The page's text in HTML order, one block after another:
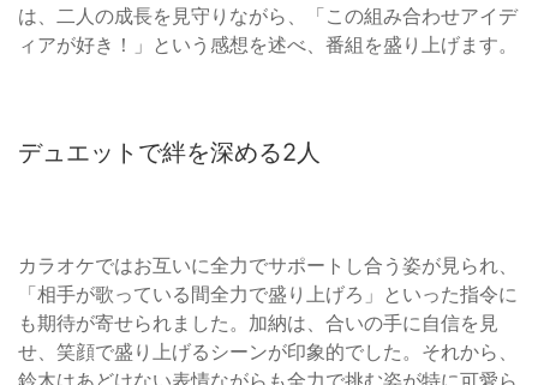
は、二人の成長を見守りながら、「この組み合わせアイデ
ィアが好き！」という感想を述べ、番組を盛り上げます。
デュエットで絆を深める2人
カラオケではお互いに全力でサポートし合う姿が見られ、
「相手が歌っている間全力で盛り上げろ」といった指令に
も期待が寄せられました。加納は、合いの手に自信を見
せ、笑顔で盛り上げるシーンが印象的でした。それから、
鈴木はあどけない表情ながらも全力で挑む姿が特に可愛ら